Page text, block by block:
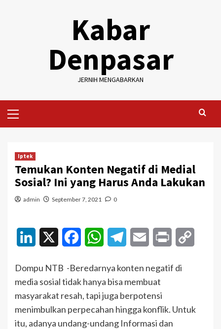
Kabar
Denpasar
JERNIH MENGABARKAN
Menu
Iptek
Temukan Konten Negatif di Medial
Sosial? Ini yang Harus Anda Lakukan
admin September 7, 2021 0
LinkedIn FacebookWhatsAppTelegramEmail Print
Dompu NTB -Beredarnya konten negatif di
media sosial tidak hanya bisa membuat
masyarakat resah, tapi juga berpotensi
menimbulkan perpecahan hingga konflik. Untuk
itu, adanya undang-undang Informasi dan